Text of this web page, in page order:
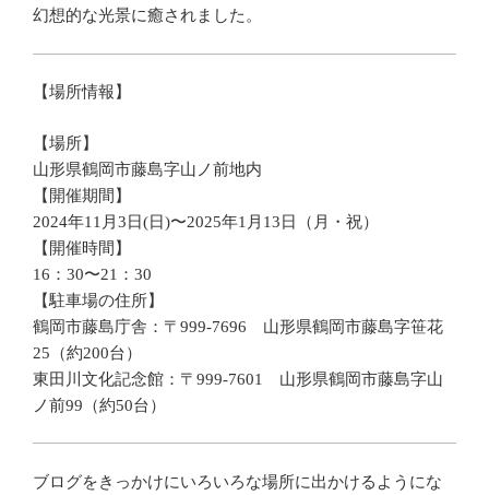
幻想的な光景に癒されました。
【場所情報】
【場所】
山形県鶴岡市藤島字山ノ前地内
【開催期間】
2024年11月3日(日)〜2025年1月13日（月・祝）
【開催時間】
16：30〜21：30
【駐車場の住所】
鶴岡市藤島庁舎：〒999-7696 山形県鶴岡市藤島字笹花
25（約200台）
東田川文化記念館：〒999-7601 山形県鶴岡市藤島字山
ノ前99（約50台）
ブログをきっかけにいろいろな場所に出かけるようにな